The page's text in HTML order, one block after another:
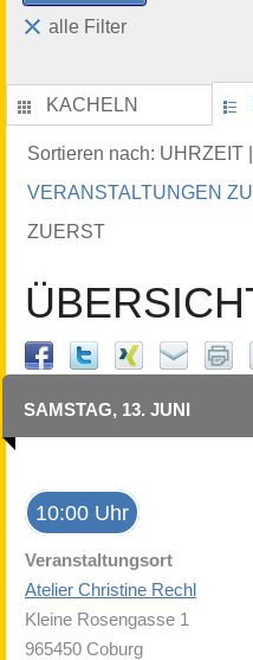
alle Filter
KACHELN
Sortieren nach: UHRZEIT
VERANSTALTUNGEN
ZUERST
SAMSTAG, 13. JUNI
10:00 Uhr
Veranstaltungsort
Atelier Christine Rechl
Kleine Rosengasse 1
965450 Coburg